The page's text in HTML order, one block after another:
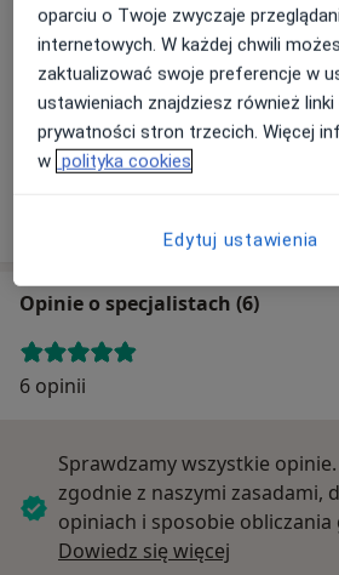
Powiększ
Krakowskie Centrum Okulistyki Optica
Henryka Wieniawskiego 62, 31-
Opinie o specjalistach (6)
6 opinii
Sprawdzamy wszystkie
zgodnie z naszymi zasadami,
opiniach i sposobie obliczania
Dowiedz się więcej
oparciu o Twoje zwyczaje
internetowych. W każdej chwili
zaktualizować swoje preferencje w
ustawieniach znajdziesz również
prywatności stron trzecich. Więcej
w polityka cookies
Edytuj ustawienia